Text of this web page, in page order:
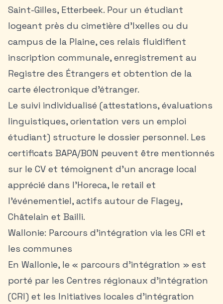
Saint-Gilles, Etterbeek. Pour un étudiant
logeant près du cimetière d’Ixelles ou du
campus de la Plaine, ces relais fluidifient
inscription communale, enregistrement au
Registre des Étrangers et obtention de la
carte électronique d’étranger.
Le suivi individualisé (attestations, évaluations
linguistiques, orientation vers un emploi
étudiant) structure le dossier personnel. Les
certificats BAPA/BON peuvent être mentionnés
sur le CV et témoignent d’un ancrage local
apprécié dans l’Horeca, le retail et
l’événementiel, actifs autour de Flagey,
Châtelain et Bailli.
Wallonie: Parcours d’intégration via les CRI et
les communes
En Wallonie, le « parcours d’intégration » est
porté par les Centres régionaux d’intégration
(CRI) et les Initiatives locales d’intégration